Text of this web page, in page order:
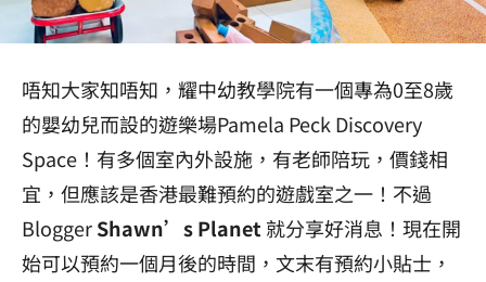
唔知大家知唔知，耀中幼教學院有一個專為0至8歲
的嬰幼兒而設的遊樂場Pamela Peck Discovery
Space！有多個室內外設施，有老師陪玩，價錢相
宜，但應該是香港最難預約的遊戲室之一！不過
BloggerShawn’s Planet就分享好消息！現在開
始可以預約一個月後的時間，文末有預約小貼士，